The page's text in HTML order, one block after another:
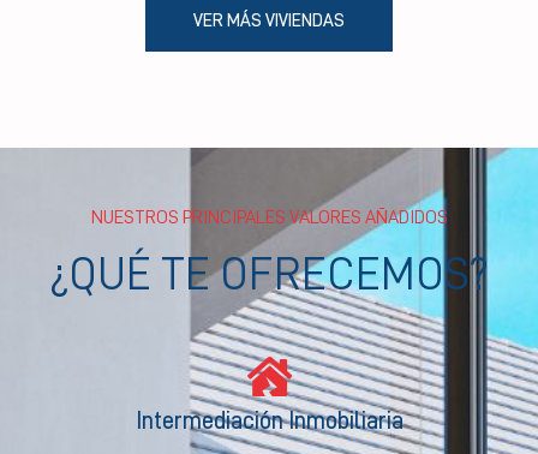
VER MÁS VIVIENDAS
NUESTROS PRINCIPALES VALORES AÑADIDOS
¿QUÉ TE OFRECEMOS?
Intermediación Inmobiliaria